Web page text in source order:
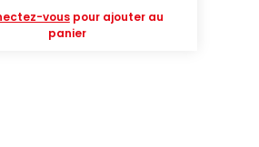
vouspour ajouter au
panier